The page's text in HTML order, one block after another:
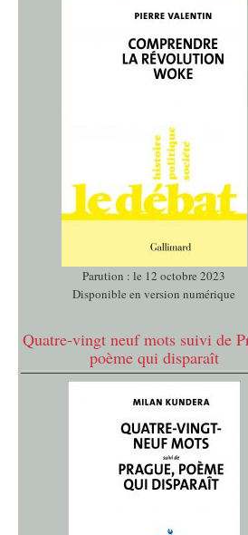
Parution : le 12 octobre 2023
Disponible en version numérique
Quatre-vingt neuf mots suivi de
poème qui disparaît